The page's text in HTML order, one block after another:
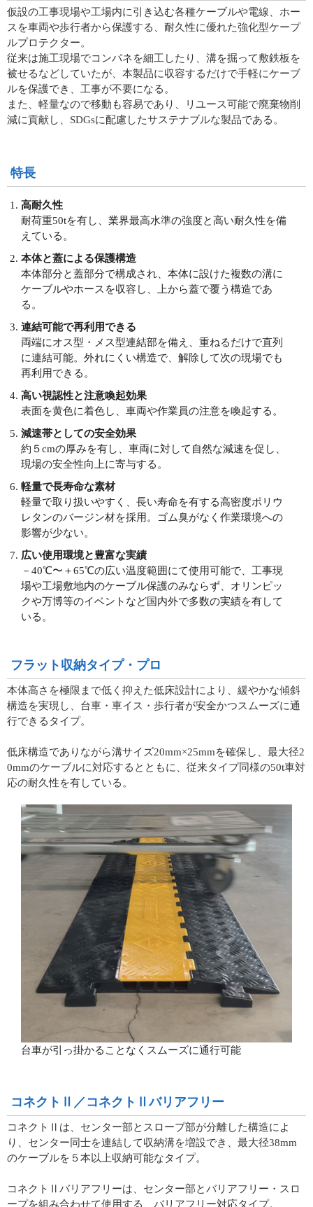
仮設の工事現場や工場内に引き込む各種ケーブルや電線、ホー
スを車両や歩行者から保護する、耐久性に優れた強化型ケープ
ルプロテクター。
従来は施工現場でコンパネを細工したり、溝を掘って敷鉄板を
被せるなどしていたが、本製品に収容するだけで手軽にケーブ
ルを保護でき、工事が不要になる。
また、軽量なので移動も容易であり、リユース可能で廃棄物削
減に貢献し、SDGsに配慮したサステナブルな製品である。
特長
高耐久性
耐荷重50tを有し、業界最高水準の強度と高い耐久性を備
えている。
本体と蓋による保護構造
本体部分と蓋部分で構成され、本体に設けた複数の溝に
ケーブルやホースを収容し、上から蓋で覆う構造であ
る。
連結可能で再利用できる
両端にオス型・メス型連結部を備え、重ねるだけで直列
に連結可能。外れにくい構造で、解除して次の現場でも
再利用できる。
高い視認性と注意喚起効果
表面を黄色に着色し、車両や作業員の注意を喚起する。
減速帯としての安全効果
約５cmの厚みを有し、車両に対して自然な減速を促し、
現場の安全性向上に寄与する。
軽量で長寿命な素材
軽量で取り扱いやすく、長い寿命を有する高密度ポリウ
レタンのバージン材を採用。ゴム臭がなく作業環境への
影響が少ない。
広い使用環境と豊富な実績
－40℃〜＋65℃の広い温度範囲にて使用可能で、工事現
場や工場敷地内のケーブル保護のみならず、オリンピッ
クや万博等のイベントなど国内外で多数の実績を有して
いる。
フラット収納タイプ・プロ
本体高さを極限まで低く抑えた低床設計により、緩やかな傾斜
構造を実現し、台車・車イス・歩行者が安全かつスムーズに通
行できるタイプ。
低床構造でありながら溝サイズ20mm×25mmを確保し、最大径2
0mmのケーブルに対応するとともに、従来タイプ同様の50t車対
応の耐久性を有している。
台車が引っ掛かることなくスムーズに通行可能
コネクトⅡ／コネクトⅡバリアフリー
コネクトⅡは、センター部とスロープ部が分離した構造によ
り、センター同士を連結して収納溝を増設でき、最大径38mm
のケーブルを５本以上収納可能なタイプ。
コネクトⅡバリアフリーは、センター部とバリアフリー・スロ
ープを組み合わせて使用する、バリアフリー対応タイプ。